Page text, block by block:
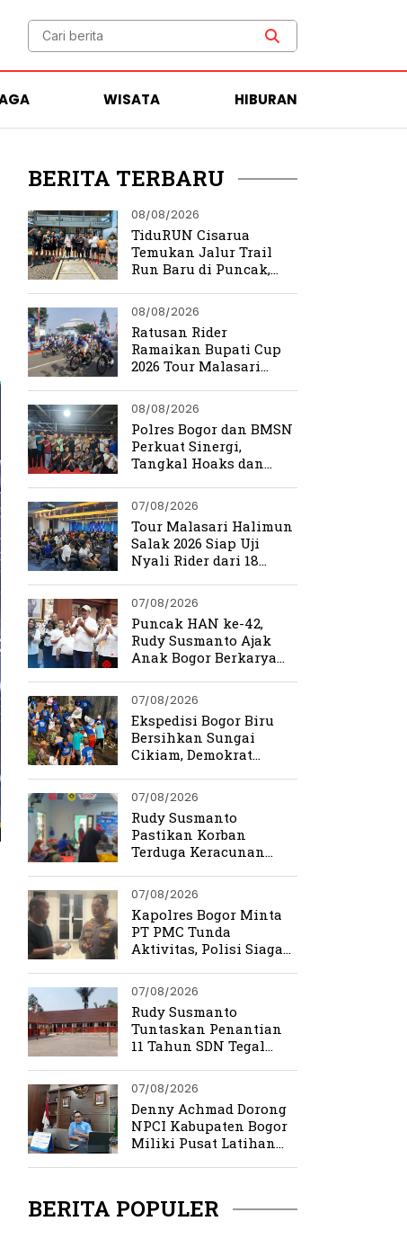
WISATA HIBURAN
BERITA TERBARU
08/08/2026
TiduRUN Cisarua
Temukan Jalur Trail
Run Baru di Puncak,
Ketagihan
08/08/2026
Ratusan Rider
Ramaikan Bupati Cup
2026 Tour Malasari
08/08/2026
Polres Bogor dan BMSN
Perkuat Sinergi,
Tangkal Hoaks dan
07/08/2026
Tour Malasari Halimun
Salak 2026 Siap Uji
Nyali Rider dari 18
Ekstrem Bogor
07/08/2026
Puncak HAN ke-42,
Rudy Susmanto Ajak
Anak Bogor Berkarya
07/08/2026
Ekspedisi Bogor Biru
Bersihkan Sungai
Cikiam, Demokrat
Warga Jasinga
07/08/2026
Rudy Susmanto
Pastikan Korban
Terduga Keracunan
Maksimal
07/08/2026
Kapolres Bogor Minta
PT PMC Tunda
Aktivitas, Polisi Siaga
Tamansari
07/08/2026
Rudy Susmanto
Tuntaskan Penantian
11 Tahun SDN Tegal
07/08/2026
Denny Achmad Dorong
NPCI Kabupaten Bogor
Miliki Pusat Latihan
BERITA POPULER